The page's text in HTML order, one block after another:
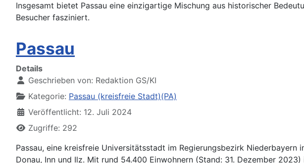
Insgesamt bietet Passau eine einzigartige Mischung aus historischer
Besucher fasziniert.
Passau
Details
Geschrieben von: Redaktion GS/KI
Kategorie: Passau (kreisfreie Stadt)(PA)
Veröffentlicht: 12. Juli 2024
Zugriffe: 292
Passau, eine kreisfreie Universitätsstadt im Regierungsbezirk
Donau, Inn und Ilz. Mit rund 54.400 Einwohnern (Stand: 31. Dezember